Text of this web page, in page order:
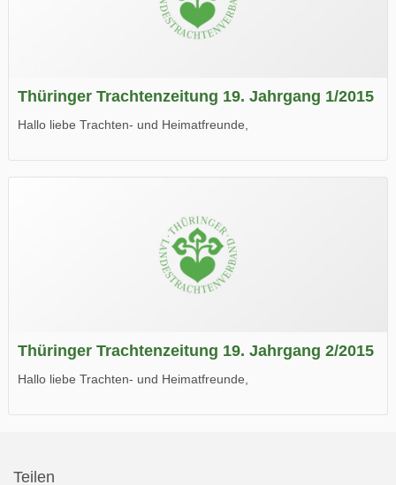
Thüringer Trachtenzeitung 19. Jahrgang 1/2015
Hallo liebe Trachten- und Heimatfreunde,
Wir wünschen Euch viel Spaß beim Lesen.
Thüringer Trachtenzeitung 19. Jahrgang 2/2015
Hallo liebe Trachten- und Heimatfreunde,
Teilen